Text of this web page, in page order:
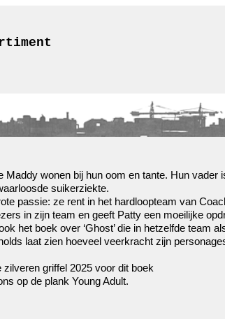
Maddy wonen bij hun oom en tante. Hun vader
suikerziekte.
passie: ze rent in het hardloopteam van
in zijn team en geeft Patty een moeilijke
het boek over ‘Ghost’ die in hetzelfde team
laat zien hoeveel veerkracht zijn
griffel 2025 voor dit boek
op de plank Young Adult.